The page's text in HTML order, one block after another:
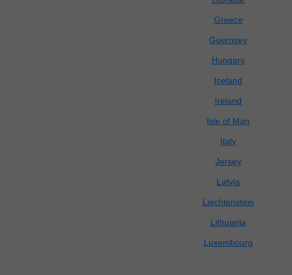
Greece
Guernsey
Hungary
Iceland
Ireland
Isle of Man
Italy
Jersey
Latvia
Liechtenstein
Lithuania
Luxembourg